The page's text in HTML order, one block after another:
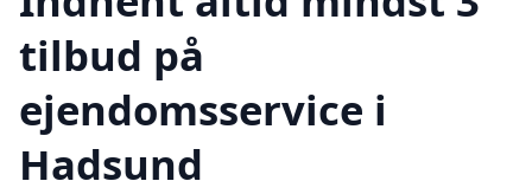
tilbud på
ejendomsservice i
Hadsund